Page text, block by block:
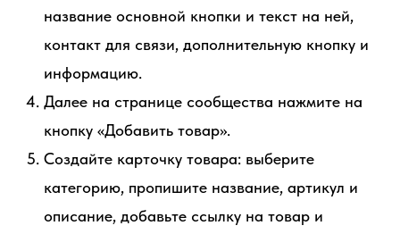
название основной кнопки и текст на ней,
контакт для связи, дополнительную кнопку и
информацию.
Далее на странице сообщества нажмите на
кнопку «Добавить товар».
Создайте карточку товара: выберите
категорию, пропишите название, артикул и
описание, добавьте ссылку на товар и